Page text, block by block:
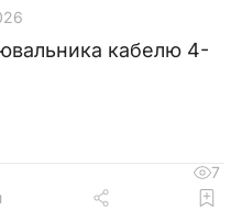
кабелю 4-
7